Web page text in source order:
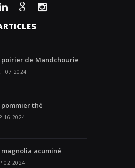
poirier de Mandchourie
07 2024
pommier thé
16 2024
magnolia acuminé
02 2024